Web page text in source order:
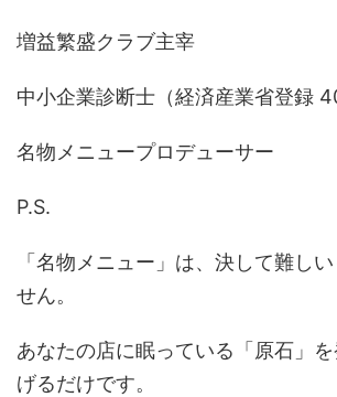
増益繁盛クラブ主宰
中小企業診断士（経済産業省登録
名物メニュープロデューサー
P.S.
「名物メニュー」は、決して難し
せん。
あなたの店に眠っている「原石」
げるだけです。